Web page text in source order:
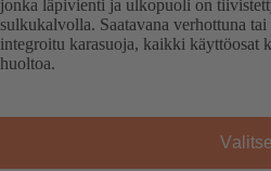
jonka läpivienti ja ulkopuoli on
sulkukalvolla. Saatavana verhottuna
integroitu karasuoja, kaikki käyttöosat
huoltoa.